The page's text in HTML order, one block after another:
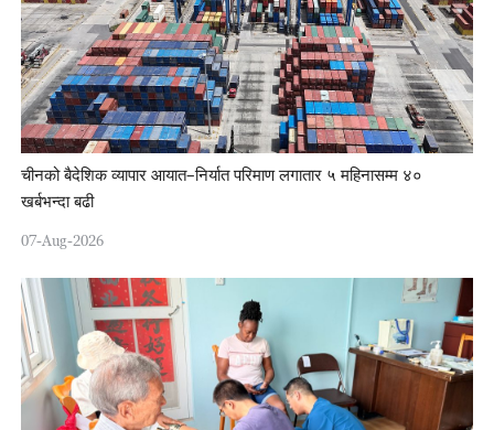
चीनको बैदेशिक व्यापार आयात–निर्यात परिमाण लगातार ५ महिनासम्म ४०
खर्बभन्दा बढी
07-Aug-2026